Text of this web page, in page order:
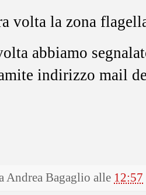
volta la zona
abbiamo
indirizzo mail
Andrea Bagaglio alle 12:57